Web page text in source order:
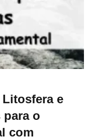
e
para o
com